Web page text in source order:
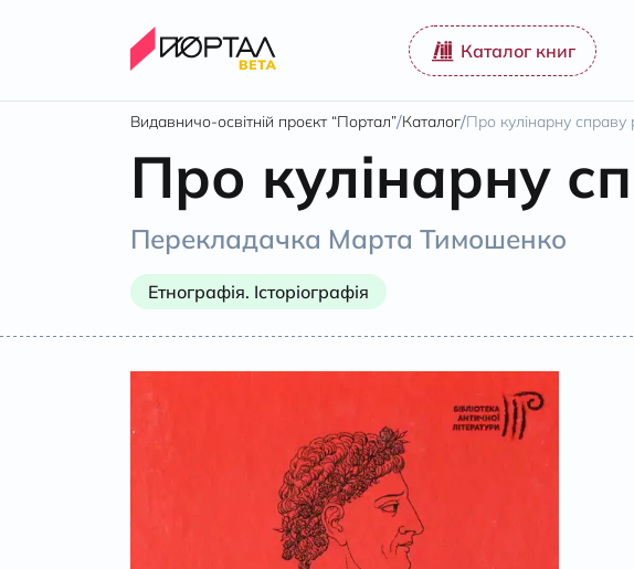
Каталог книг
Видавничо-освітній проєкт “Портал”/Каталог/Про кулінарну справу
Про кулінарну
Перекладачка Марта Тимошенко
Етнографія. Історіографія